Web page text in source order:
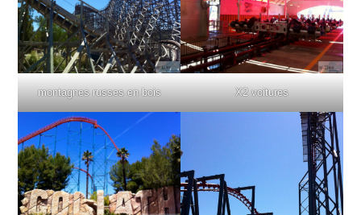
montagnes russes en bois X2 voitures